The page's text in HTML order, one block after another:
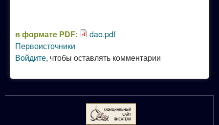
в формате PDF:
dao.pdf
Первоисточники
Войдите, чтобы оставлять комментарии